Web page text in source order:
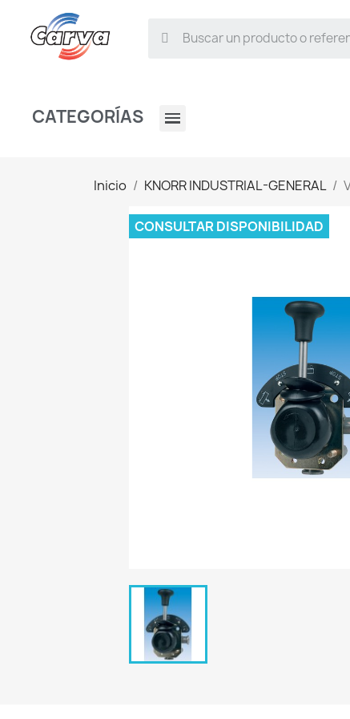
CATEGORÍAS
Inicio KNORR INDUSTRIAL-GENERAL
CONSULTAR DISPONIBILIDAD